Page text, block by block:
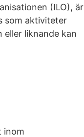
(ILO), är
som aktiviteter
liknande kan
inom